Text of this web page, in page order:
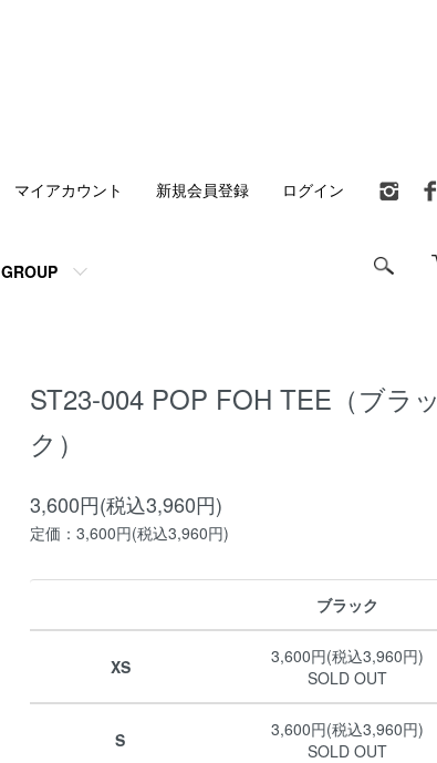
GROUP
マイアカウント 新規会員登録 ログイン
ST23-004 POP FOH TEE（ブラッ
ク）
3,600円(税込3,960円)
定価：3,600円(税込3,960円)
ブラック
XS
3,600円(税込3,960円)
SOLD OUT
S
3,600円(税込3,960円)
SOLD OUT